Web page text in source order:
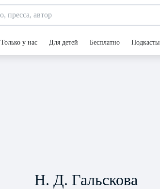
Только у нас Для детей Бесплатно Подкасты
Н. Д. Гальскова